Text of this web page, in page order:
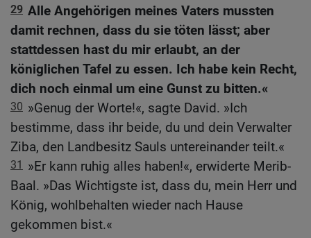
29 Alle Angehörigen meines Vaters mussten
damit rechnen, dass du sie töten lässt; aber
stattdessen hast du mir erlaubt, an der
königlichen Tafel zu essen. Ich habe kein Recht,
dich noch einmal um eine Gunst zu bitten.«
30 »Genug der Worte!«, sagte David. »Ich
bestimme, dass ihr beide, du und dein Verwalter
Ziba, den Landbesitz Sauls untereinander teilt.«
31 »Er kann ruhig alles haben!«, erwiderte Merib-
Baal. »Das Wichtigste ist, dass du, mein Herr und
König, wohlbehalten wieder nach Hause
gekommen bist.«